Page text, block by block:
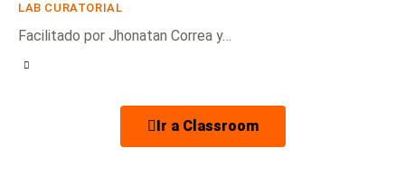
LAB CURATORIAL
Facilitado por Jhonatan Correa y…
Ir a Classroom